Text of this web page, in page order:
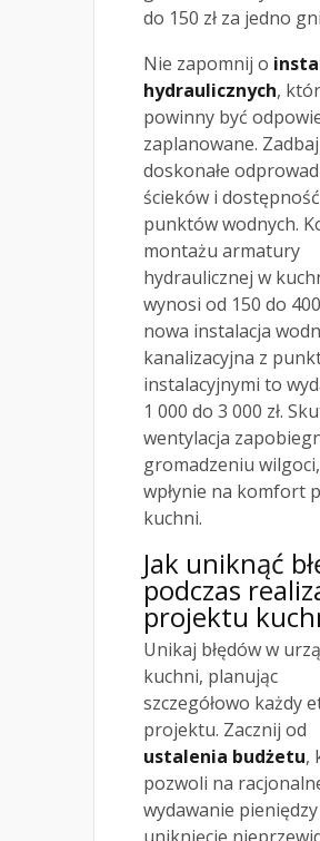
do 150 zł za jedno
Nie zapomnij o
hydraulicznych,
powinny być
zaplanowane.
doskonałe
ścieków i dostępność
punktów wodnych.
montażu armatury
hydraulicznej w
wynosi od 150 do 400
nowa instalacja
kanalizacyjna z
instalacyjnymi to
1 000 do 3 000 zł.
wentylacja
gromadzeniu
wpłynie na komfort
kuchni.
Jak uniknąć
podczas
projektu
Unikaj błędów w
kuchni, planując
szczegółowo każdy
projektu. Zacznij od
ustalenia budżetu,
pozwoli na
wydawanie